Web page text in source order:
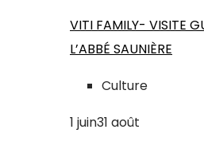
VITI FAMILY- VISITE
L’ABBÉ SAUNIÈRE
Culture
1 juin31 août